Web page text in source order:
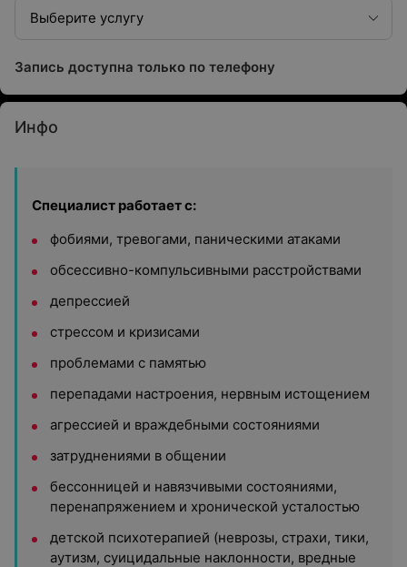
Выберите услугу
Запись доступна только по телефону
Инфо
Специалист работает с:
фобиями, тревогами, паническими атаками
обсессивно-компульсивными расстройствами
депрессией
стрессом и кризисами
проблемами с памятью
перепадами настроения, нервным истощением
агрессией и враждебными состояниями
затруднениями в общении
бессонницей и навязчивыми состояниями,
перенапряжением и хронической усталостью
детской психотерапией (неврозы, страхи, тики,
аутизм, суицидальные наклонности, вредные